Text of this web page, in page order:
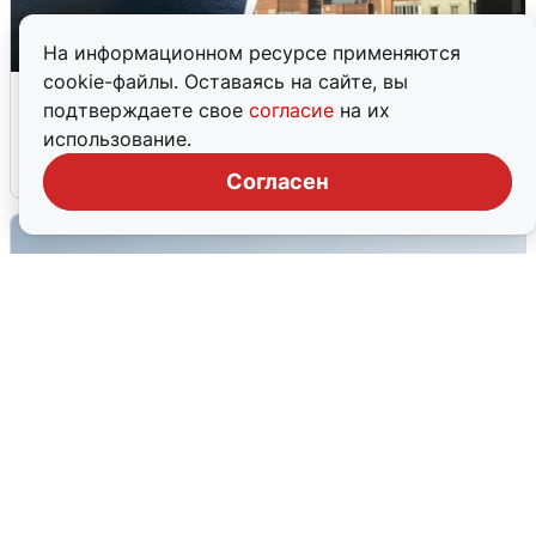
На информационном ресурсе применяются
cookie-файлы. Оставаясь на сайте, вы
подтверждаете свое согласие на их
использование.
Согласен
Ночная атака БПЛА на Ярославль:
попадания и последствия
6 августа